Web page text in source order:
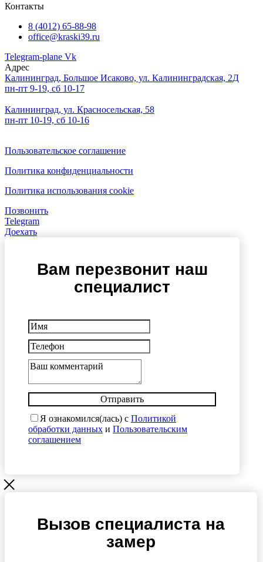
Контакты
8 (4012) 65-88-98
office@kraski39.ru
Telegram-plane Vk
Адрес
Калининград, Большое Исаково, ул. Калининградская, 2Д
пн-пт 9-19, сб 10-17
Калининград, ул. Красносельская, 58
пн-пт 10-19, сб 10-16
Пользовательское соглашение
Политика конфиденциальности
Политика использования cookie
Позвонить
Telegram
Доехать
Вам перезвонит наш
специалист
Отправить
Я ознакомился(лась) с Политикой
обработки данных и Пользовательским
соглашением
Вызов специалиста на
замер